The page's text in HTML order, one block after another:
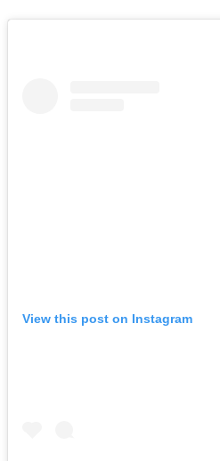
View this post on Instagram